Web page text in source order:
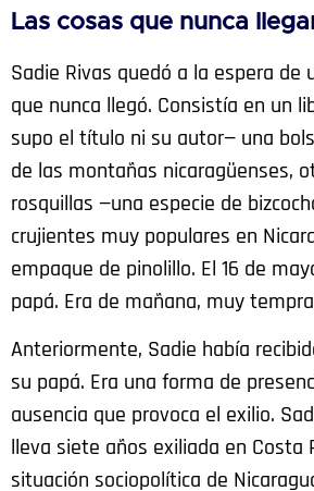
Las cosas que nunca
Sadie Rivas quedó a la espera de
que nunca llegó. Consistía en un
supo el título ni su autor— una
de las montañas nicaragüenses,
rosquillas —una especie de
crujientes muy populares en
empaque de pinolillo. El 16 de
papá. Era de mañana, muy
Anteriormente, Sadie había
su papá. Era una forma de
ausencia que provoca el exilio.
lleva siete años exiliada en Costa
situación sociopolítica de